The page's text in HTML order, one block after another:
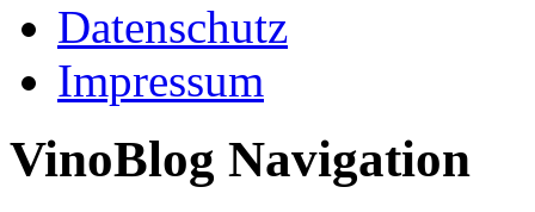
Datenschutz
Impressum
VinoBlog Navigation